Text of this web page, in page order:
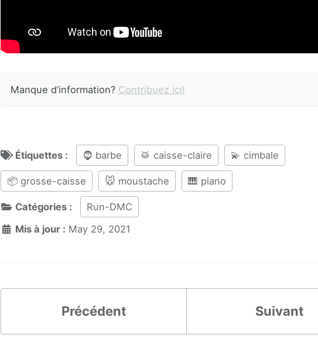
Manque d’information? Contribuez ici!
Étiquettes : 🧔 barbe 🥁 caisse-claire 💫 cimbale
📦 grosse-caisse 🐭 moustache 🎹 piano
Catégories :
Run-DMC
Mis à jour : May 29, 2021
Précédent Suivant